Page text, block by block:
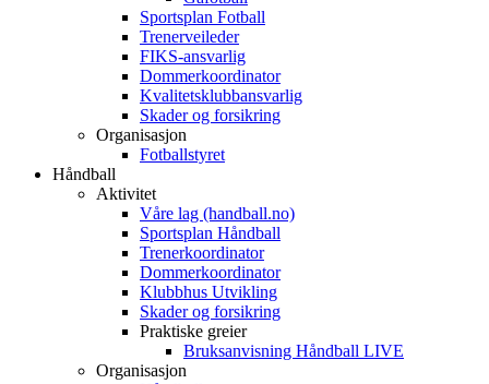
Sportsplan Fotball
Trenerveileder
FIKS-ansvarlig
Dommerkoordinator
Kvalitetsklubbansvarlig
Skader og forsikring
Organisasjon
Fotballstyret
Håndball
Aktivitet
Våre lag (handball.no)
Sportsplan Håndball
Trenerkoordinator
Dommerkoordinator
Klubbhus Utvikling
Skader og forsikring
Praktiske greier
Bruksanvisning Håndball LIVE
Organisasjon